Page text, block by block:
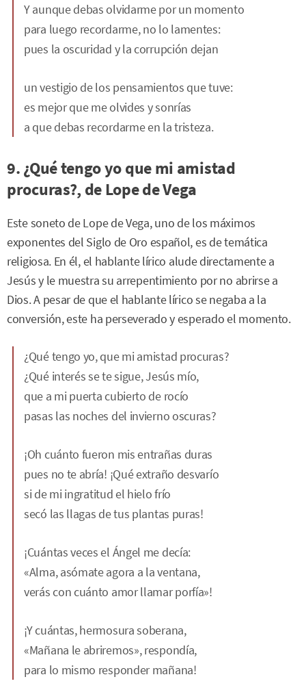
Y aunque debas olvidarme por un momento
para luego recordarme, no lo lamentes:
pues la oscuridad y la corrupción dejan
un vestigio de los pensamientos que tuve:
es mejor que me olvides y sonrías
a que debas recordarme en la tristeza.
9. ¿Qué tengo yo que mi amistad
procuras?, de Lope de Vega
Este soneto de Lope de Vega, uno de los máximos
exponentes del Siglo de Oro español, es de temática
religiosa. En él, el hablante lírico alude directamente a
Jesús y le muestra su arrepentimiento por no abrirse a
Dios. A pesar de que el hablante lírico se negaba a la
conversión, este ha perseverado y esperado el momento.
¿Qué tengo yo, que mi amistad procuras?
¿Qué interés se te sigue, Jesús mío,
que a mi puerta cubierto de rocío
pasas las noches del invierno oscuras?
¡Oh cuánto fueron mis entrañas duras
pues no te abría! ¡Qué extraño desvarío
si de mi ingratitud el hielo frío
secó las llagas de tus plantas puras!
¡Cuántas veces el Ángel me decía:
«Alma, asómate agora a la ventana,
verás con cuánto amor llamar porfía»!
¡Y cuántas, hermosura soberana,
«Mañana le abriremos», respondía,
para lo mismo responder mañana!